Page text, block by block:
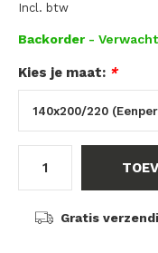
Incl. btw
Backorder -
Kies je maat: *
Gratis